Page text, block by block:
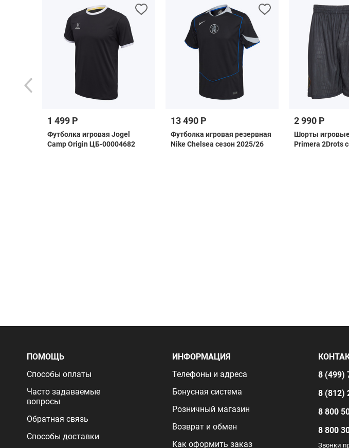
1 499 Р
Футболка игровая Jogel
Camp Origin ЦБ-00004682
13 490 Р
Футболка игровая резервная
Nike Chelsea сезон 2025/26
2 990 Р
Шорты
Primera 2Drots
ПОМОЩЬ
Способы оплаты
Часто задаваемые
вопросы
Обратная связь
Способы доставки
ИНФОРМАЦИЯ
Телефоны и адреса
Бонусная система
Розничный магазин
Возврат и обмен
Как оформить заказ
8 (499)
8 (812)
8 800
8 800
Звонки